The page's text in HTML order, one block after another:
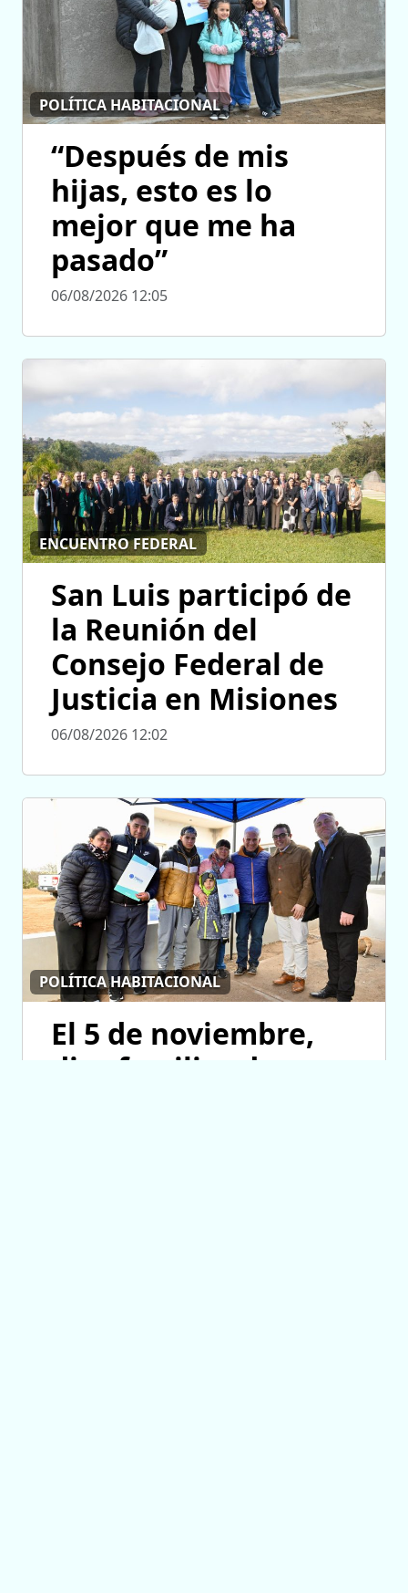
POLÍTICA HABITACIONAL
“Después de mis
hijas, esto es lo
mejor que me ha
pasado”
06/08/2026 12:05
ENCUENTRO FEDERAL
San Luis participó de
la Reunión del
Consejo Federal de
Justicia en Misiones
06/08/2026 12:02
POLÍTICA HABITACIONAL
El 5 de noviembre,
diez familias de